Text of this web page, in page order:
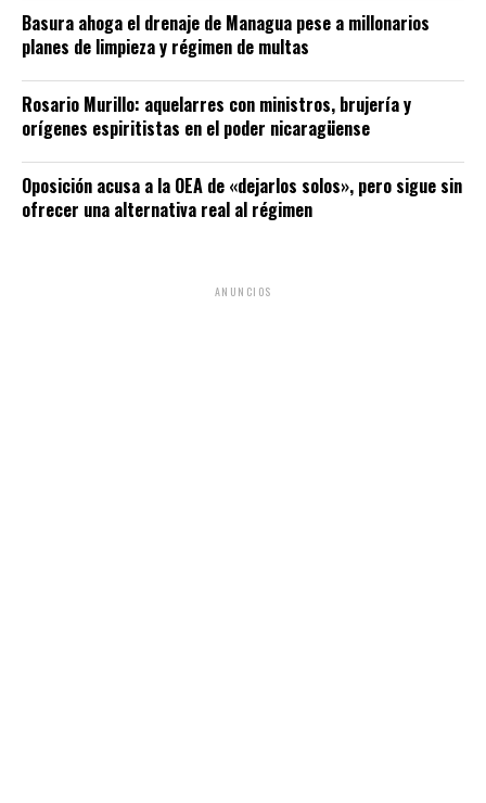
Basura ahoga el drenaje de Managua pese a millonarios
planes de limpieza y régimen de multas
Rosario Murillo: aquelarres con ministros, brujería y
orígenes espiritistas en el poder nicaragüense
Oposición acusa a la OEA de «dejarlos solos», pero sigue sin
ofrecer una alternativa real al régimen
ANUNCIOS